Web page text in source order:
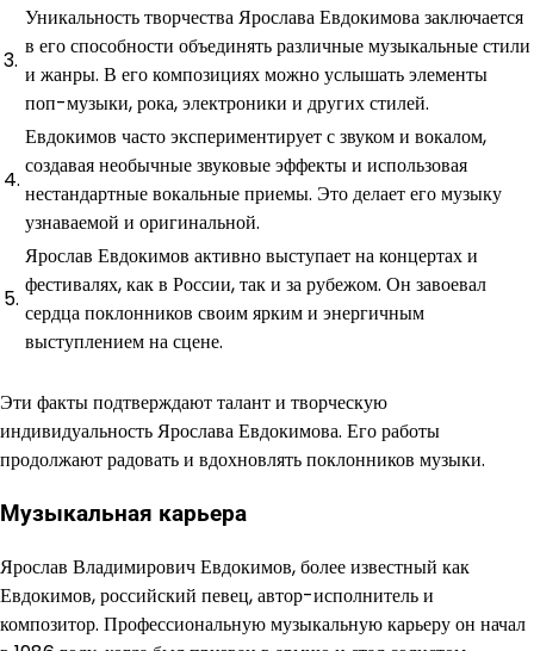
3.
Уникальность творчества Ярослава Евдокимова заключается
в его способности объединять различные музыкальные стили
и жанры. В его композициях можно услышать элементы
поп-музыки, рока, электроники и других стилей.
4.
Евдокимов часто экспериментирует с звуком и вокалом,
создавая необычные звуковые эффекты и использовая
нестандартные вокальные приемы. Это делает его музыку
узнаваемой и оригинальной.
5.
Ярослав Евдокимов активно выступает на концертах и
фестивалях, как в России, так и за рубежом. Он завоевал
сердца поклонников своим ярким и энергичным
выступлением на сцене.
Эти факты подтверждают талант и творческую
индивидуальность Ярослава Евдокимова. Его работы
продолжают радовать и вдохновлять поклонников музыки.
Музыкальная карьера
Ярослав Владимирович Евдокимов, более известный как
Евдокимов, российский певец, автор-исполнитель и
композитор. Профессиональную музыкальную карьеру он начал